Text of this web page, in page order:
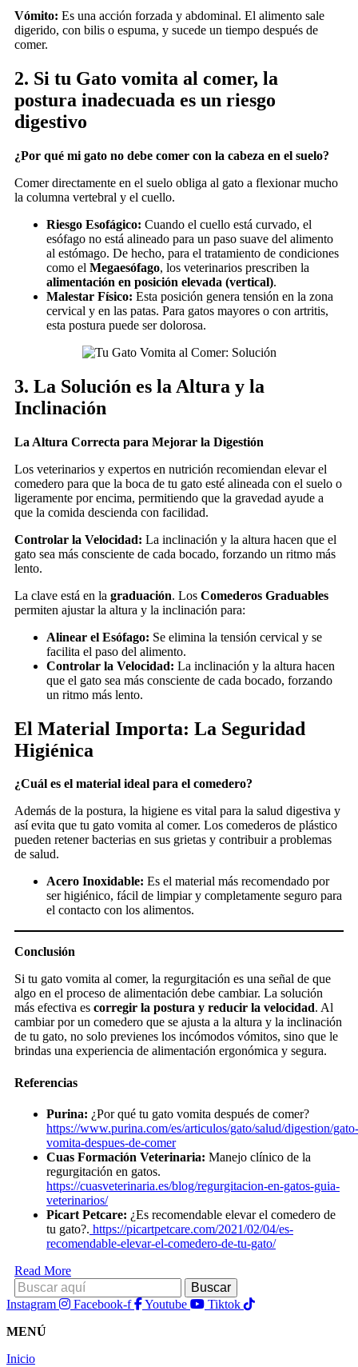
Vómito: Es una acción forzada y abdominal. El alimento sale
digerido, con bilis o espuma, y sucede un tiempo después de
comer.
2. Si tu Gato vomita al comer, la
postura inadecuada es un riesgo
digestivo
¿Por qué mi gato no debe comer con la cabeza en el suelo?
Comer directamente en el suelo obliga al gato a flexionar mucho
la columna vertebral y el cuello.
Riesgo Esofágico: Cuando el cuello está curvado, el
esófago no está alineado para un paso suave del alimento
al estómago. De hecho, para el tratamiento de condiciones
como el Megaesófago, los veterinarios prescriben la
alimentación en posición elevada (vertical).
Malestar Físico: Esta posición genera tensión en la zona
cervical y en las patas. Para gatos mayores o con artritis,
esta postura puede ser dolorosa.
3. La Solución es la Altura y la
Inclinación
La Altura Correcta para Mejorar la Digestión
Los veterinarios y expertos en nutrición recomiendan elevar el
comedero para que la boca de tu gato esté alineada con el suelo o
ligeramente por encima, permitiendo que la gravedad ayude a
que la comida descienda con facilidad.
Controlar la Velocidad: La inclinación y la altura hacen que el
gato sea más consciente de cada bocado, forzando un ritmo más
lento.
La clave está en la graduación. Los Comederos Graduables
permiten ajustar la altura y la inclinación para:
Alinear el Esófago: Se elimina la tensión cervical y se
facilita el paso del alimento.
Controlar la Velocidad: La inclinación y la altura hacen
que el gato sea más consciente de cada bocado, forzando
un ritmo más lento.
El Material Importa: La Seguridad
Higiénica
¿Cuál es el material ideal para el comedero?
Además de la postura, la higiene es vital para la salud digestiva y
así evita que tu gato vomita al comer. Los comederos de plástico
pueden retener bacterias en sus grietas y contribuir a problemas
de salud.
Acero Inoxidable: Es el material más recomendado por
ser higiénico, fácil de limpiar y completamente seguro para
el contacto con los alimentos.
Conclusión
Si tu gato vomita al comer, la regurgitación es una señal de que
algo en el proceso de alimentación debe cambiar. La solución
más efectiva es corregir la postura y reducir la velocidad. Al
cambiar por un comedero que se ajusta a la altura y la inclinación
de tu gato, no solo previenes los incómodos vómitos, sino que le
brindas una experiencia de alimentación ergonómica y segura.
Referencias
Purina: ¿Por qué tu gato vomita después de comer?
https://www.purina.com/es/articulos/gato/salud/digestion/gato-
vomita-despues-de-comer
Cuas Formación Veterinaria: Manejo clínico de la
regurgitación en gatos.
https://cuasveterinaria.es/blog/regurgitacion-en-gatos-guia-
veterinarios/
Picart Petcare: ¿Es recomendable elevar el comedero de
tu gato?. https://picartpetcare.com/2021/02/04/es-
recomendable-elevar-el-comedero-de-tu-gato/
Read More
Instagram Facebook-f Youtube
Tiktok
MENÚ
Inicio